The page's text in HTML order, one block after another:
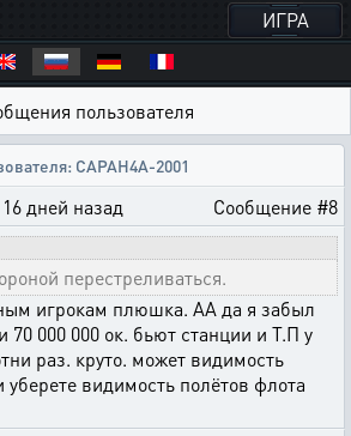
ИГРА
пользователя
CAPAH4A-2001
16 дней назад Сообщение #8
перестреливаться.
игрокам плюшка. АА да я забыл
70 000 000 ок. бьют станции и Т.П у
раз. круто. может видимость
уберете видимость полётов флота